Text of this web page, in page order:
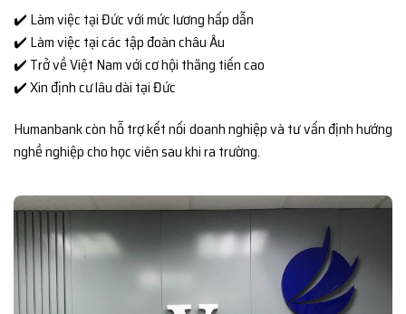
✔️ Làm việc tại Đức với mức lương hấp dẫn
✔️ Làm việc tại các tập đoàn châu Âu
✔️ Trở về Việt Nam với cơ hội thăng tiến cao
✔️ Xin định cư lâu dài tại Đức
Humanbank còn hỗ trợ kết nối doanh nghiệp và tư vấn định hướng
nghề nghiệp cho học viên sau khi ra trường.